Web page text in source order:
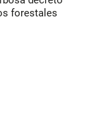
forestales